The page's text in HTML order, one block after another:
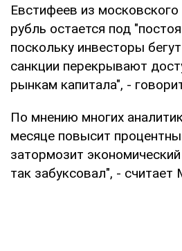
Евстифеев из московского
рубль остается под
поскольку инвесторы
санкции перекрывают
рынкам капитала", -
По мнению многих
месяце повысит
затормозит
так забуксовал", - считает